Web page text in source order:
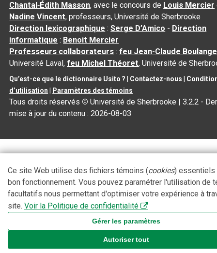
Chantal‑Édith Masson, avec le concours de Louis Mercier
Nadine Vincent, professeurs, Université de Sherbrooke
Direction lexicographique :Serge D’Amico - Direction
informatique : Benoit Mercier
Professeurs collaborateurs :feu Jean-Claude
Université Laval,feu Michel Théoret, Université de
Qu’est-ce que le dictionnaire Usito ? Contactez-nous
d’utilisation
Paramètres des témoins
Tous droits réservés © Université de Sherbrooke |3.2.2 -
mise à jour du contenu :2026-08-03
Ce site Web utilise des fichiers témoins (cookies) essentiels
bon fonctionnement. Vous pouvez paramétrer l'utilisation de
facultatifs nous permettant d'optimiser votre expérience à
site. Voir la Politique de confidentialité
Gérer les paramètres
Autoriser tout